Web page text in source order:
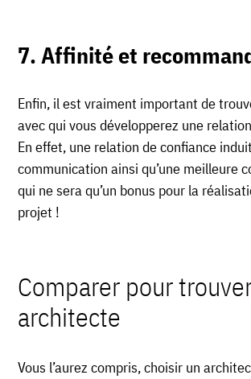
7. Affinité et
Enfin, il est vraiment important de
avec qui vous développerez une
En effet, une relation de confiance
communication ainsi qu’une meilleure
qui ne sera qu’un bonus pour la
projet !
Comparer pour
architecte
Vous l’aurez compris, choisir un